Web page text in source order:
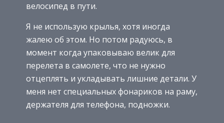
велосипед в пути.
Я не использую крылья, хотя иногда
жалею об этом. Но потом радуюсь, в
момент когда упаковываю велик для
перелета в самолете, что не нужно
отцеплять и укладывать лишние детали. У
меня нет специальных фонариков на раму,
держателя для телефона, подножки.